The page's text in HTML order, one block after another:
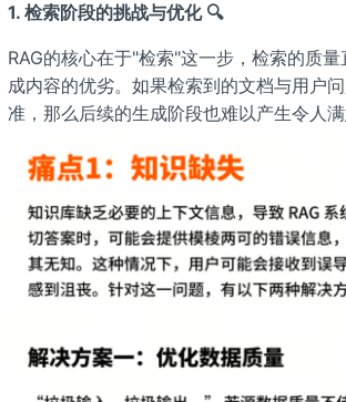
1. 检索阶段的挑战与优化 🔍
RAG的核心在于"检索"这一步，检索的质
成内容的优劣。如果检索到的文档与用户
准，那么后续的生成阶段也难以产生令人满